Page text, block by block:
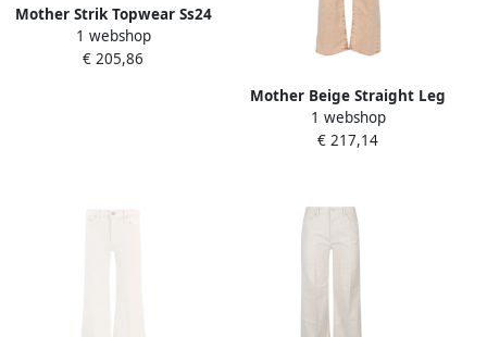
Mother Strik Topwear Ss24
Beige Dames
1 webshop
€ 205,86
Mother Beige Straight Leg
Jeans Beige Dames
1 webshop
€ 217,14